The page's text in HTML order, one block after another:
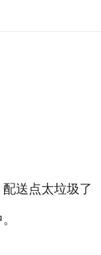
送点太垃圾了